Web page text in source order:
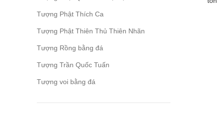
Tượng Phật Thích Ca
Tượng Phật Thiên Thủ Thiên Nhãn
Tượng Rồng bằng đá
Tượng Trần Quốc Tuấn
Tượng voi bằng đá